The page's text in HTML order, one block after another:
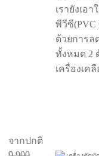
เรายังเอ
พีวีซี(PVC
ด้วยการล
ทั้งหมด 2
เครื่องเค
จากปกติ